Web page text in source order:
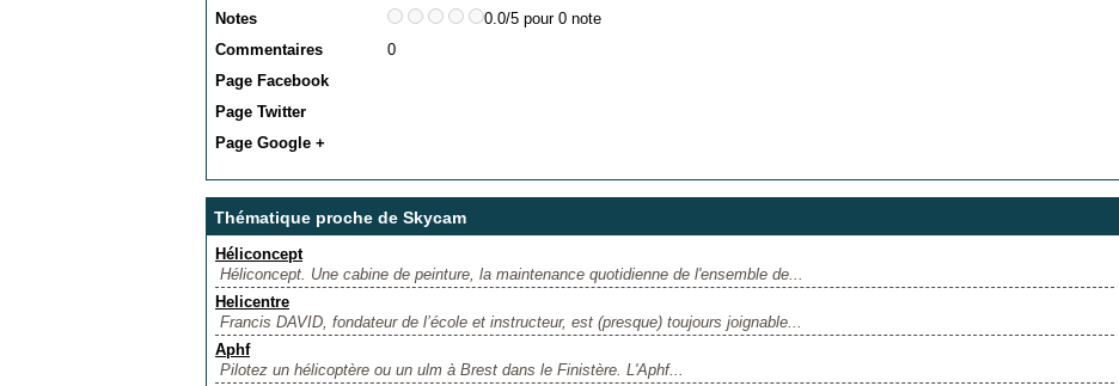
Notes
0.0/5 pour 0 note
Commentaires
0
Page Facebook
Page Twitter
Page Google +
Thématique proche de Skycam
Héliconcept
Héliconcept. Une cabine de peinture, la maintenance quotidienne de l'ensemble de...
Helicentre
Francis DAVID, fondateur de l’école et instructeur, est (presque) toujours joignable...
Aphf
Pilotez un hélicoptère ou un ulm à Brest dans le Finistère. L'Aphf...